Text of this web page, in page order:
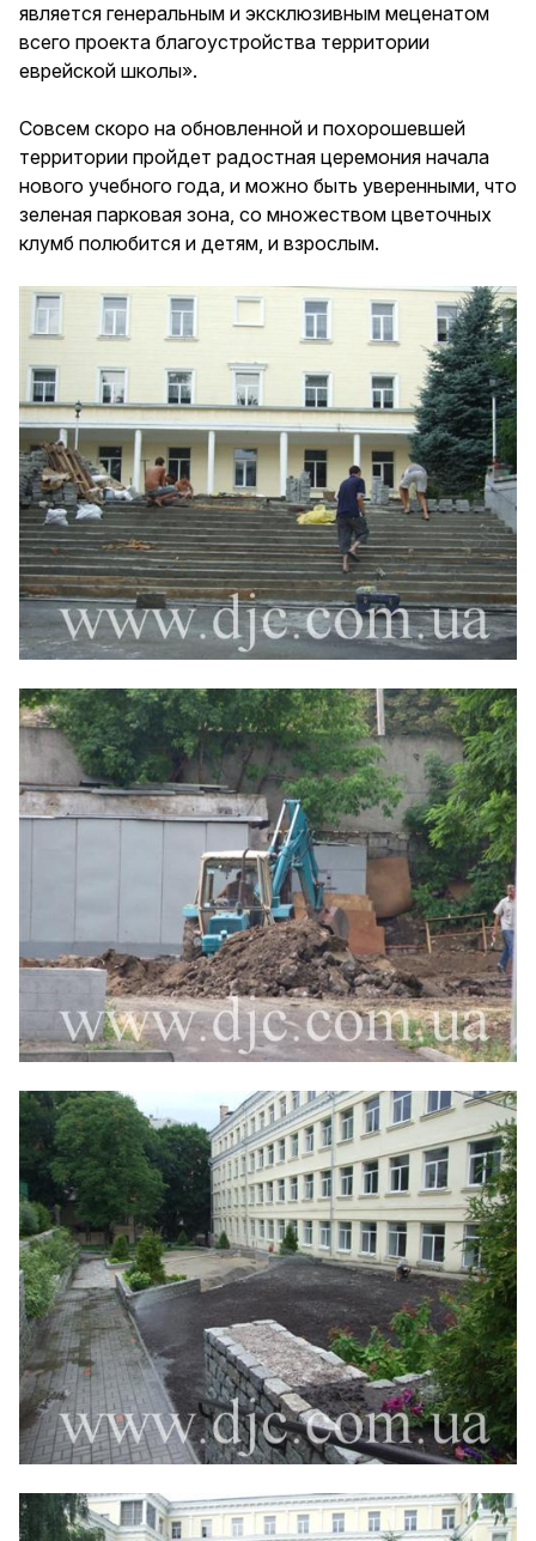
является генеральным и эксклюзивным меценатом
всего проекта благоустройства территории
еврейской школы».
Совсем скоро на обновленной и похорошевшей
территории пройдет радостная церемония начала
нового учебного года, и можно быть уверенными, что
зеленая парковая зона, со множеством цветочных
клумб полюбится и детям, и взрослым.